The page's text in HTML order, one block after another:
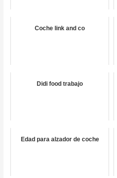
Coche link and co
Didi food trabajo
Edad para alzador de coche